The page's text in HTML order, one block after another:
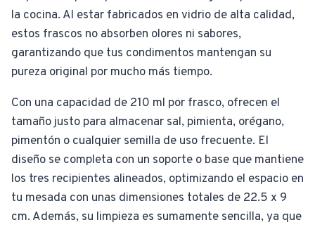
la cocina. Al estar fabricados en vidrio de alta calidad,
estos frascos no absorben olores ni sabores,
garantizando que tus condimentos mantengan su
pureza original por mucho más tiempo.
Con una capacidad de 210 ml por frasco, ofrecen el
tamaño justo para almacenar sal, pimienta, orégano,
pimentón o cualquier semilla de uso frecuente. El
diseño se completa con un soporte o base que mantiene
los tres recipientes alineados, optimizando el espacio en
tu mesada con unas dimensiones totales de 22.5 x 9
cm. Además, su limpieza es sumamente sencilla, ya que